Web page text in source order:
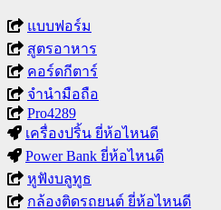
แบบฟอร์ม
สูตรอาหาร
คอร์ดกีตาร์
จำนำมือถือ
Pro4289
เครื่องปริ้น ยี่ห้อไหนดี
Power Bank ยี่ห้อไหนดี
หูฟังบลูทูธ
กล้องติดรถยนต์ ยี่ห้อไหนดี